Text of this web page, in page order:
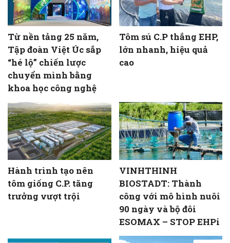
Từ nền tảng 25 năm,
Tập đoàn Việt Úc sắp
“hé lộ” chiến lược
chuyển mình bằng
khoa học công nghệ
Tôm sú C.P thắng EHP,
lớn nhanh, hiệu quả
cao
Hành trình tạo nên
tôm giống C.P. tăng
trưởng vượt trội
VINHTHINH
BIOSTADT: Thành
công với mô hình nuôi
90 ngày và bộ đôi
ESOMAX – STOP EHPi